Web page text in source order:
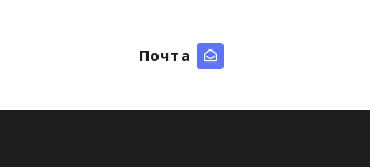
Почта